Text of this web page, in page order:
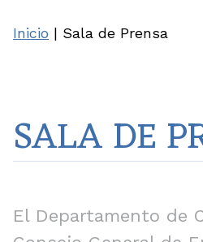
Inicio | Sala de Prensa
SALA DE
El Departamento de